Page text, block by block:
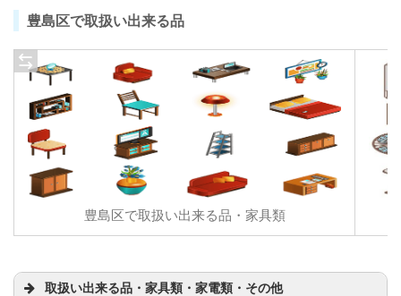
豊島区で取扱い出来る品
豊島区で取扱い出来る品・家具類
取扱い出来る品・家具類・家電類・その他